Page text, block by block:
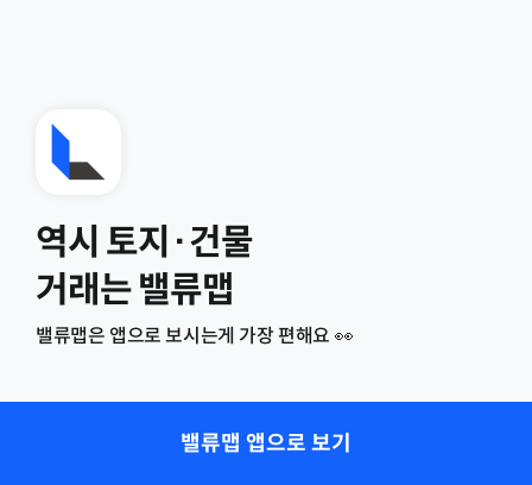
역시 토지·건물
거래는 밸류맵
밸류맵은 앱으로 보시는게 가장 편해요 👀
밸류맵 앱으로 보기